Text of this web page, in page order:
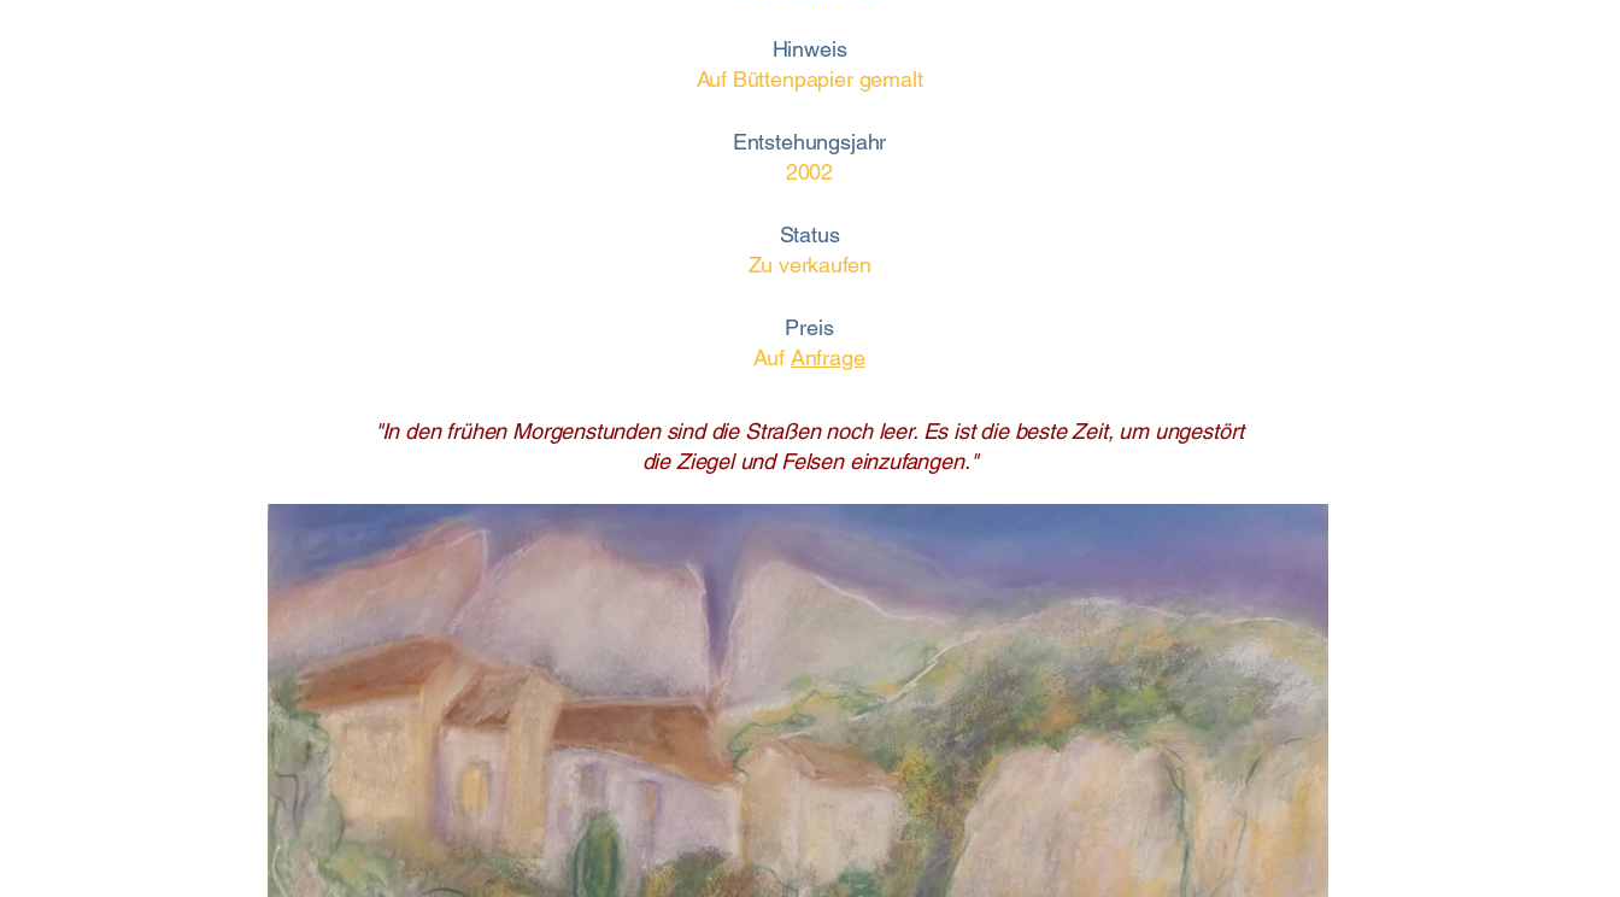
Hinweis
Auf Büttenpapier gemalt
Entstehungsjahr
2002
Status
Zu verkaufen
Preis
Auf Anfrage
"In den frühen Morgenstunden sind die Straßen noch leer. Es ist die beste Zeit, um ungestört
die Ziegel und Felsen einzufangen."